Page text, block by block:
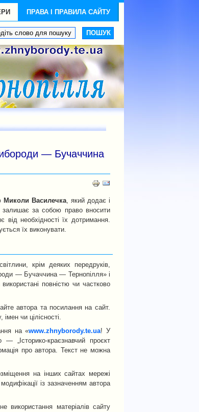
ПРАВА І ПРАВИЛА САЙТУ
— Бучаччина
Миколи Василечка, який додає і
залишає за собою право вносити
від необхідності їх дотримання.
їх виконувати.
крім деяких передруків,
— Бучаччина — Тернопілля» і
повністю чи частково
автора та посилання на сайт.
чи цілісності.
на «www.zhnyborody.te.ua! У
„Історико-краєзнавчий проєкт
про автора. Текст не можна
на інших сайтах мережі
із зазначенням автора
використання матеріалів сайту